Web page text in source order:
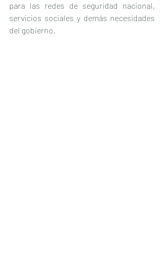
para las redes de seguridad nacional,
servicios sociales y demás necesidades
del gobierno.